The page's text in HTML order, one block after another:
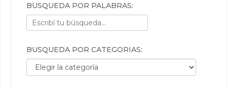
BÚSQUEDA POR PALABRAS:
BÚSQUEDA POR CATEGORÍAS:
Búsqueda por categorías: